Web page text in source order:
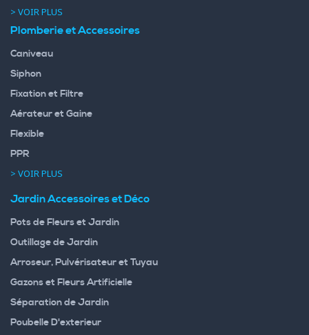
> VOIR PLUS
Plomberie et Accessoires
Caniveau
Siphon
Fixation et Filtre
Aérateur et Gaine
Flexible
PPR
> VOIR PLUS
Jardin Accessoires et Déco
Pots de Fleurs et Jardin
Outillage de Jardin
Arroseur, Pulvérisateur et Tuyau
Gazons et Fleurs Artificielle
Séparation de Jardin
Poubelle D'exterieur